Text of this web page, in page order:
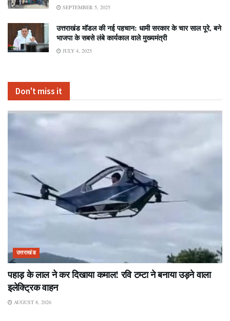
SEPTEMBER 5, 2025
उत्तराखंड मॉडल की नई पहचान: धामी सरकार के चार साल पूरे, बने
भाजपा के सबसे लंबे कार्यकाल वाले मुख्यमंत्री
JULY 4, 2025
Don't miss it
उत्तराखंड
पहाड़ के लाल ने कर दिखाया कमाल! रवि टम्टा ने बनाया उड़ने वाला
इलेक्ट्रिक वाहन
AUGUST 8, 2026